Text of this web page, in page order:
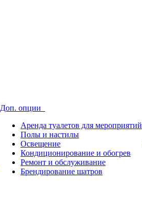
Доп. опции
Аренда туалетов для мероприятий
Полы и настилы
Освещение
Кондиционирование и обогрев
Ремонт и обслуживание
Брендирование шатров